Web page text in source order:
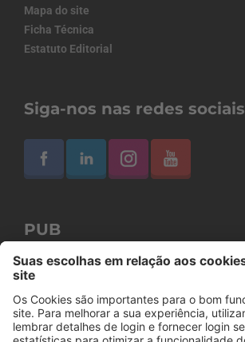
Mapa do site
Ficha Técnica
Estatuto Editorial
Siga-nos nas redes sociais
PUB